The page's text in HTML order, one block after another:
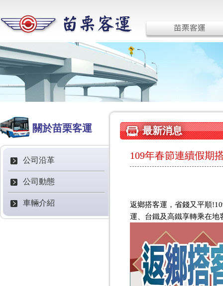
關於苗栗客運
公司沿革
公司動態
車輛介紹
最新消息
109年春節連續假期
返鄉搭客運，省錢又平順
運、台鐵及高鐵享轉乘在地